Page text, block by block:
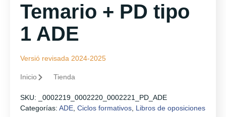
Temario + PD tipo
1 ADE
Versió revisada 2024-2025
Inicio Tienda
SKU:
_0002219_0002220_0002221_PD_ADE
Categorías: ADE Ciclos formativos Libros de oposiciones